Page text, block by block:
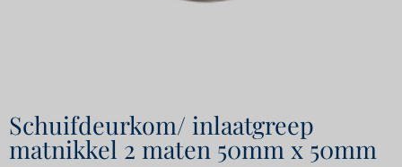
Schuifdeurkom/ inlaatgreep
matnikkel 2 maten 50mm x 50mm